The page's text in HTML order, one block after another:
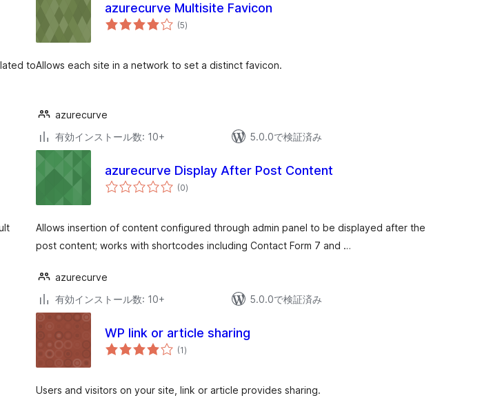
to
azurecurve Multisite Favicon
(5個
の)
Allows each site in a network to set a distinct favicon.
azurecurve
有効インストール数: 10+
5.0.0で検証済み
azurecurve Display After Post Content
(0個
の)
Allows insertion of content configured through admin panel to be displayed after the
post content; works with shortcodes including Contact Form 7 and …
azurecurve
有効インストール数: 10+
5.0.0で検証済み
WP link or article sharing
(1個
の)
Users and visitors on your site, link or article provides sharing.